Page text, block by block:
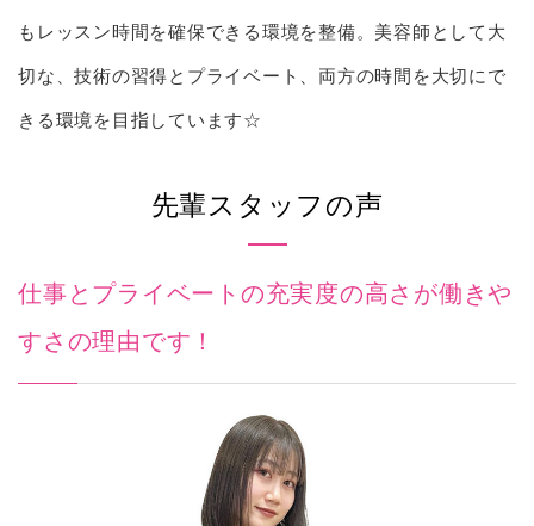
もレッスン時間を確保できる環境を整備。美容師として大
切な、技術の習得とプライベート、両方の時間を大切にで
きる環境を目指しています☆
先輩スタッフの声
仕事とプライベートの充実度の高さが働きや
すさの理由です！